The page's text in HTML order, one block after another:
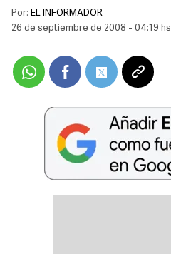
Por: EL INFORMADOR
26 de septiembre de 2008 - 04:19 hs